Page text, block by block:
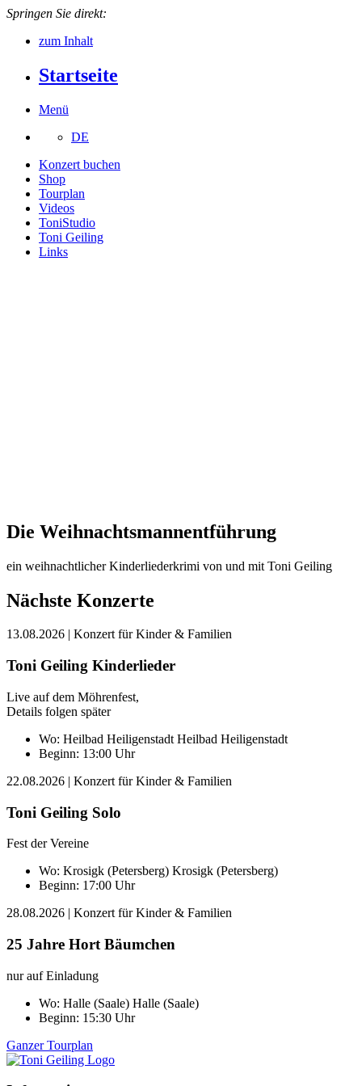
Springen Sie direkt:
zum Inhalt
Startseite
Menü
DE
Konzert buchen
Shop
Tourplan
Videos
ToniStudio
Toni Geiling
Links
Die Weihnachtsmannentführung
ein weihnachtlicher Kinderliederkrimi von und mit Toni Geiling
Nächste Konzerte
13.08.2026 | Konzert für Kinder & Familien
Toni Geiling Kinderlieder
Live auf dem Möhrenfest,
Details folgen später
Wo: Heilbad Heiligenstadt Heilbad Heiligenstadt
Beginn: 13:00 Uhr
22.08.2026 | Konzert für Kinder & Familien
Toni Geiling Solo
Fest der Vereine
Wo: Krosigk (Petersberg) Krosigk (Petersberg)
Beginn: 17:00 Uhr
28.08.2026 | Konzert für Kinder & Familien
25 Jahre Hort Bäumchen
nur auf Einladung
Wo: Halle (Saale) Halle (Saale)
Beginn: 15:30 Uhr
Ganzer Tourplan